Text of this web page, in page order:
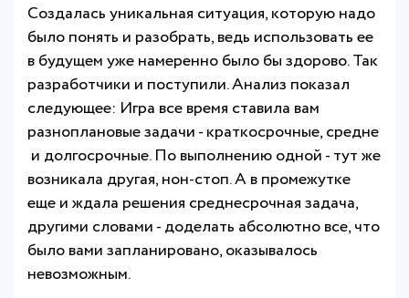
Создалась уникальная ситуация, которую надо
было понять и разобрать, ведь использовать ее
в будущем уже намеренно было бы здорово. Так
разработчики и поступили. Анализ показал
следующее: Игра все время ставила вам
разноплановые задачи - краткосрочные, средне
и долгосрочные. По выполнению одной - тут же
возникала другая, нон-стоп. А в промежутке
еще и ждала решения среднесрочная задача,
другими словами - доделать абсолютно все, что
было вами запланировано, оказывалось
невозможным.